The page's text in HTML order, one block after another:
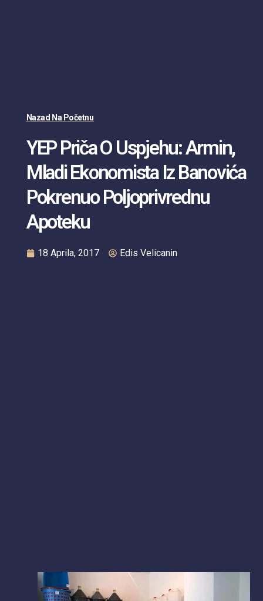
Nazad Na Početnu
YEP Priča O Uspjehu: Armin,
Mladi Ekonomista Iz Banovića
Pokrenuo Poljoprivrednu
Apoteku
18 Aprila, 2017 Edis Velicanin